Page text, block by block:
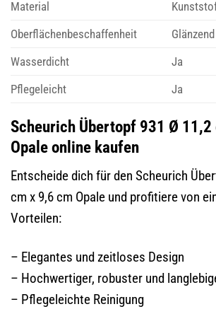
Material
Oberflächenbeschaffenheit
Glänzend
Wasserdicht
Ja
Pflegeleicht
Ja
Scheurich Übertopf 931 Ø 11,2
Opale online kaufen
Entscheide dich für den Scheurich
cm x 9,6 cm Opale und profitiere von
Vorteilen:
– Elegantes und zeitloses Design
– Hochwertiger, robuster und
– Pflegeleichte Reinigung